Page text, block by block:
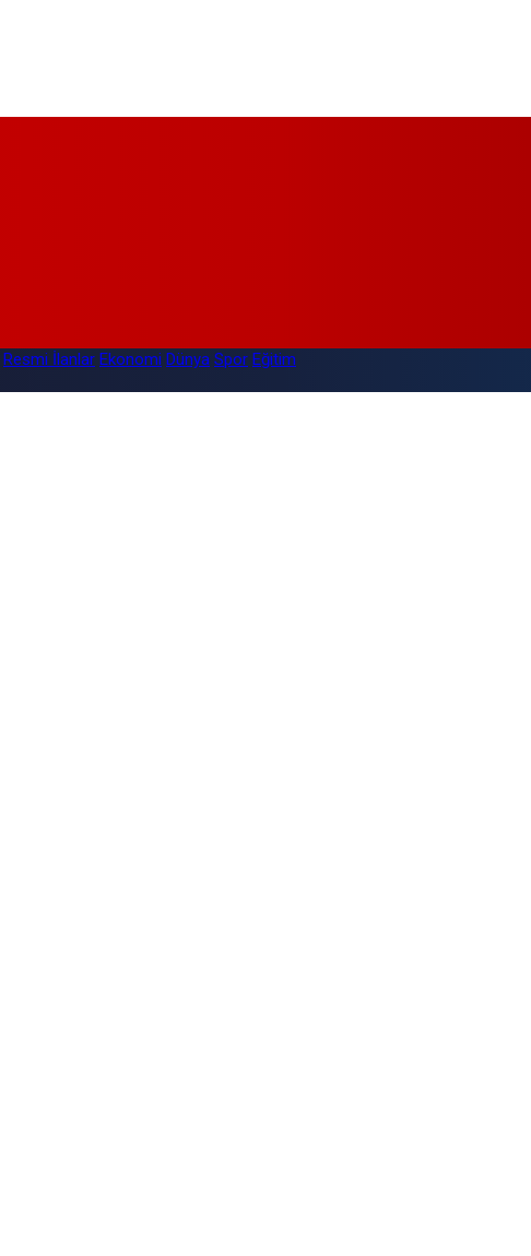
Resmi İlanlar Ekonomi Dünya Spor Eğitim